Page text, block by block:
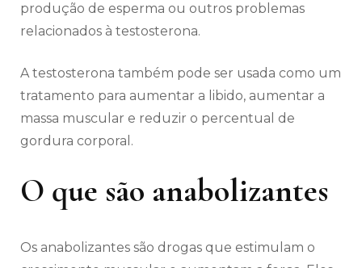
produção de esperma ou outros problemas
relacionados à testosterona.
A testosterona também pode ser usada como um
tratamento para aumentar a libido, aumentar a
massa muscular e reduzir o percentual de
gordura corporal.
O que são anabolizantes
Os anabolizantes são drogas que estimulam o